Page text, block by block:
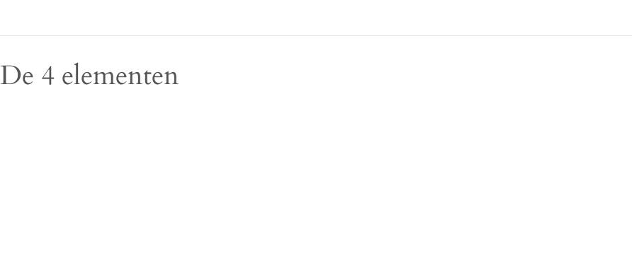
De 4 elementen